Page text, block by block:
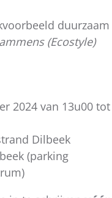
duurzaam
(Ecostyle)
2024 van 13u00 tot
Dilbeek
(parking